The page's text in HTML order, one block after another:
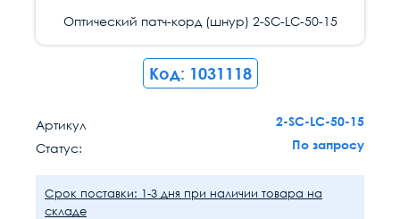
Оптический патч-корд (шнур) 2-SC-LC-50-15
Код: 1031118
Артикул
2-SC-LC-50-15
Статус:
По запросу
Срок поставки: 1-3 дня при наличии товара на
складе